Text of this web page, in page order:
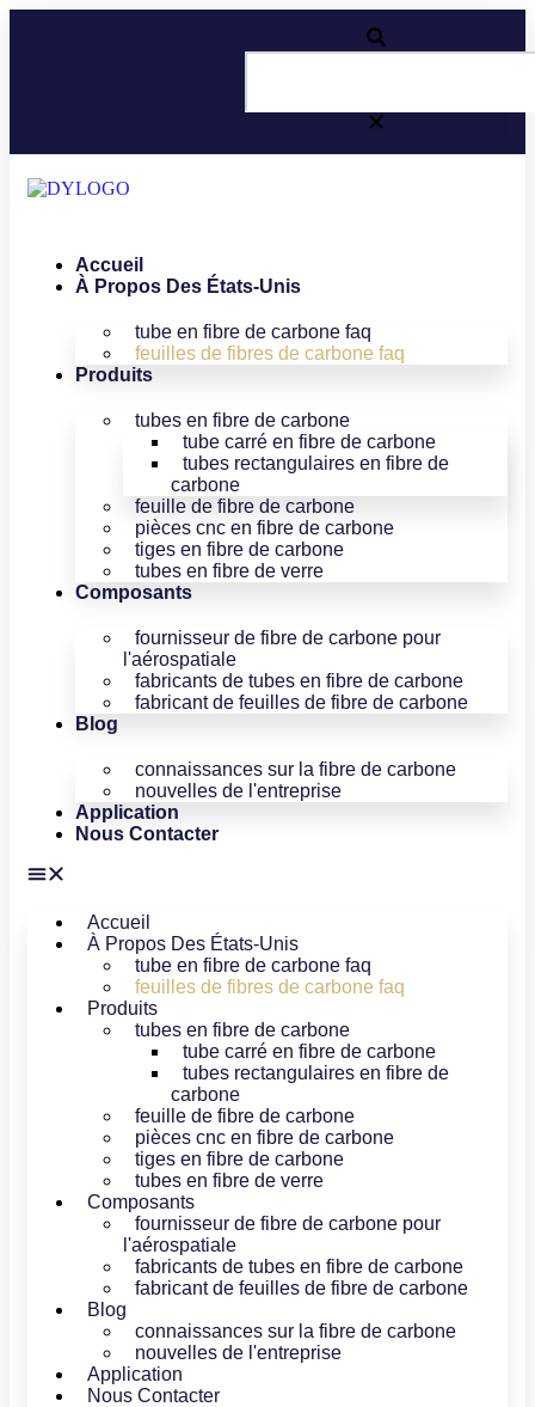
Accueil
À Propos Des États-Unis
tube en fibre de carbone faq
feuilles de fibres de carbone faq
Produits
tubes en fibre de carbone
tube carré en fibre de carbone
tubes rectangulaires en fibre de
carbone
feuille de fibre de carbone
pièces cnc en fibre de carbone
tiges en fibre de carbone
tubes en fibre de verre
Composants
fournisseur de fibre de carbone pour
l'aérospatiale
fabricants de tubes en fibre de carbone
fabricant de feuilles de fibre de carbone
Blog
connaissances sur la fibre de carbone
nouvelles de l'entreprise
Application
Nous Contacter
Accueil
À Propos Des États-Unis
tube en fibre de carbone faq
feuilles de fibres de carbone faq
Produits
tubes en fibre de carbone
tube carré en fibre de carbone
tubes rectangulaires en fibre de
carbone
feuille de fibre de carbone
pièces cnc en fibre de carbone
tiges en fibre de carbone
tubes en fibre de verre
Composants
fournisseur de fibre de carbone pour
l'aérospatiale
fabricants de tubes en fibre de carbone
fabricant de feuilles de fibre de carbone
Blog
connaissances sur la fibre de carbone
nouvelles de l'entreprise
Application
Nous Contacter